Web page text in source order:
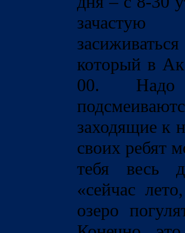
который в
00. Надо
заходящие к
своих ребят
тебя весь
«сейчас
озеро